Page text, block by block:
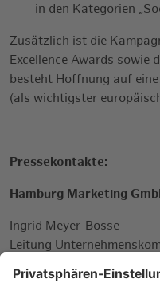
in den Kategorien
Zusätzlich ist die
Excellence Awards sowie
besteht Hoffnung auf
(als wichtigster
Pressekontakte:
Hamburg Marketing
Ingrid Meyer-Bosse
Leitung
Tel: +49 (0) 40 41 11 10